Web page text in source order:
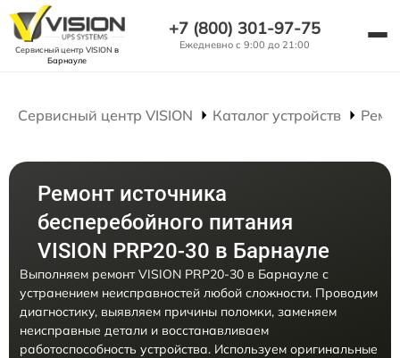
Сервисный центр VISION в
Барнауле
+7 (800) 301-97-75
Ежедневно с 9:00 до 21:00
Сервисный центр VISION Каталог устройств
Ремонт источника
бесперебойного питания
VISION PRP20-30 в Барнауле
Выполняем ремонт VISION PRP20-30 в Барнауле с
устранением неисправностей любой сложности. Проводим
диагностику, выявляем причины поломки, заменяем
неисправные детали и восстанавливаем
работоспособность устройства. Используем оригинальные